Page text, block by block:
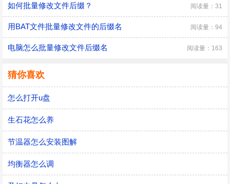
如何批量修改文件后缀？ 阅读量：31
用BAT文件批量修改文件的后缀名 阅读量：94
电脑怎么批量修改文件后缀名 阅读量：163
猜你喜欢
怎么打开u盘
生石花怎么养
节温器怎么安装图解
均衡器怎么调